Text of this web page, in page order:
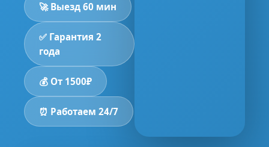
🚀 Выезд 60 мин
✅ Гарантия 2
года
💰 От 1500₽
⏰ Работаем 24/7